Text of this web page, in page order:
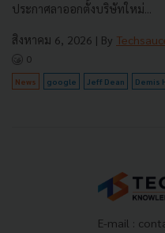
ประกาศลาออกตั้งบริษัทใหม่...
สิงหาคม 6, 2026 | By
0
News google Jeff Dean Demis
E-mail :